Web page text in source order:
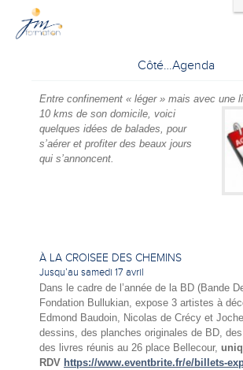
Côté…Agenda
Entre confinement « léger » mais avec une
10 kms de son domicile, voici
quelques idées de balades, pour
s’aérer et profiter des beaux jours
qui s’annoncent.
À LA CROISEE DES CHEMINS
Jusqu’au samedi 17 avril
Dans le cadre de l’année de la BD (Bande
Fondation Bullukian, expose 3 artistes à
Edmond Baudoin, Nicolas de Crécy et
dessins, des planches originales de BD,
des livres réunis au 26 place Bellecour,
RDV https://www.eventbrite.fr/e/billets-